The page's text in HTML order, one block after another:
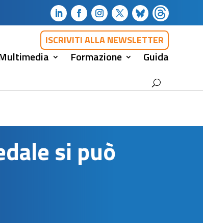
ISCRIVITI ALLA NEWSLETTER
Formazione Guida
si può